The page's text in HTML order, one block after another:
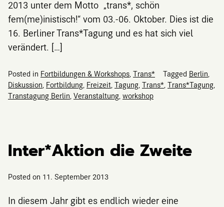
2013 unter dem Motto „trans*, schön
fem(me)inistisch!“ vom 03.-06. Oktober. Dies ist die
16. Berliner Trans*Tagung und es hat sich viel
verändert. […]
Posted in Fortbildungen & Workshops, Trans* Tagged Berlin,
Diskussion, Fortbildung, Freizeit, Tagung, Trans*, Trans*Tagung,
Transtagung Berlin, Veranstaltung, workshop
Inter*Aktion die Zweite
Posted on 11. September 2013
In diesem Jahr gibt es endlich wieder eine